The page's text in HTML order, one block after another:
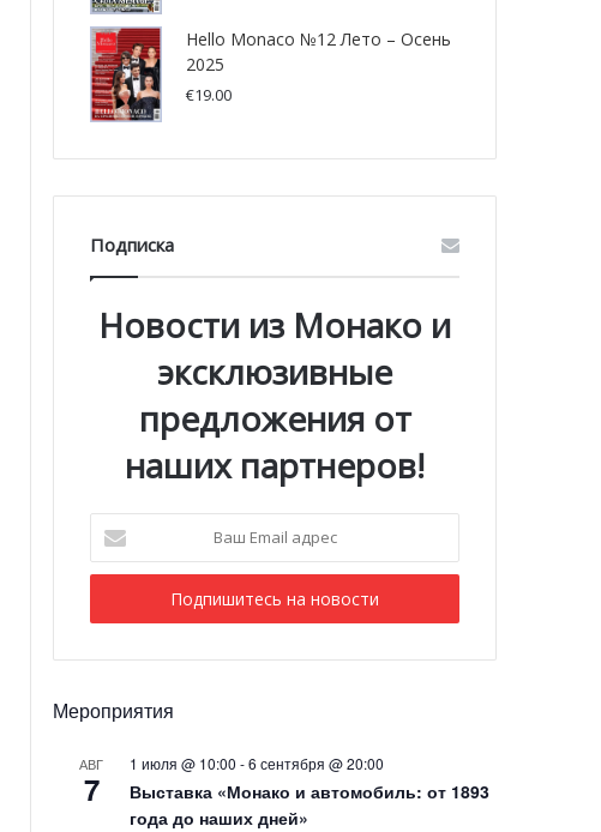
Hello Monaco №12 Лето – Осень
2025
€19.00
Подписка
Новости из Монако и
эксклюзивные
предложения от
наших партнеров!
Email
адрес
Мероприятия
АВГ
7
1 июля @ 10:00 -6 сентября @ 20:00
Выставка «Монако и автомобиль: от 1893
года до наших дней»